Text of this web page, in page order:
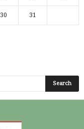
30 31